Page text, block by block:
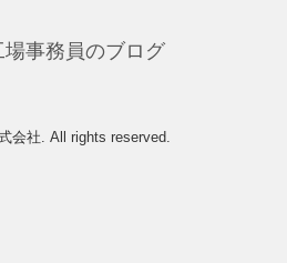
場事務員のブログ
会社 . All rights reserved.